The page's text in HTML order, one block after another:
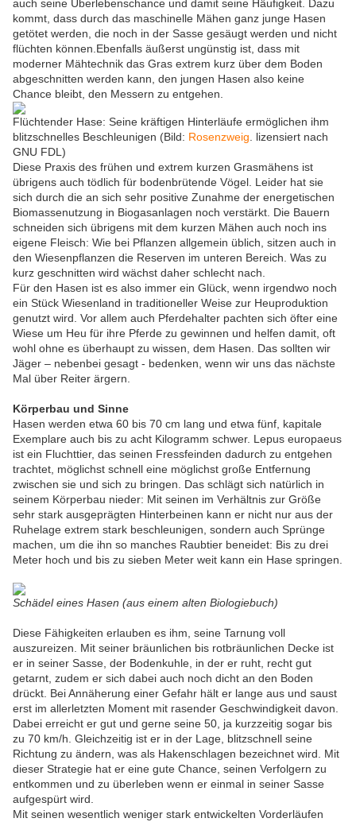
auch seine Überlebenschance und damit seine Häufigkeit. Dazu
kommt, dass durch das maschinelle Mähen ganz junge Hasen
getötet werden, die noch in der Sasse gesäugt werden und nicht
flüchten können.Ebenfalls äußerst ungünstig ist, dass mit
moderner Mähtechnik das Gras extrem kurz über dem Boden
abgeschnitten werden kann, den jungen Hasen also keine
Chance bleibt, den Messern zu entgehen.
Flüchtender Hase: Seine kräftigen Hinterläufe ermöglichen ihm
blitzschnelles Beschleunigen (Bild: Rosenzweig . lizensiert nach
GNU FDL)
Diese Praxis des frühen und extrem kurzen Grasmähens ist
übrigens auch tödlich für bodenbrütende Vögel. Leider hat sie
sich durch die an sich sehr positive Zunahme der energetischen
Biomassenutzung in Biogasanlagen noch verstärkt. Die Bauern
schneiden sich übrigens mit dem kurzen Mähen auch noch ins
eigene Fleisch: Wie bei Pflanzen allgemein üblich, sitzen auch in
den Wiesenpflanzen die Reserven im unteren Bereich. Was zu
kurz geschnitten wird wächst daher schlecht nach.
Für den Hasen ist es also immer ein Glück, wenn irgendwo noch
ein Stück Wiesenland in traditioneller Weise zur Heuproduktion
genutzt wird. Vor allem auch Pferdehalter pachten sich öfter eine
Wiese um Heu für ihre Pferde zu gewinnen und helfen damit, oft
wohl ohne es überhaupt zu wissen, dem Hasen. Das sollten wir
Jäger – nebenbei gesagt - bedenken, wenn wir uns das nächste
Mal über Reiter ärgern.
Körperbau und Sinne
Hasen werden etwa 60 bis 70 cm lang und etwa fünf, kapitale
Exemplare auch bis zu acht Kilogramm schwer. Lepus europaeus
ist ein Fluchttier, das seinen Fressfeinden dadurch zu entgehen
trachtet, möglichst schnell eine möglichst große Entfernung
zwischen sie und sich zu bringen. Das schlägt sich natürlich in
seinem Körperbau nieder: Mit seinen im Verhältnis zur Größe
sehr stark ausgeprägten Hinterbeinen kann er nicht nur aus der
Ruhelage extrem stark beschleunigen, sondern auch Sprünge
machen, um die ihn so manches Raubtier beneidet: Bis zu drei
Meter hoch und bis zu sieben Meter weit kann ein Hase springen.
Schädel eines Hasen (aus einem alten Biologiebuch)
Diese Fähigkeiten erlauben es ihm, seine Tarnung voll
auszureizen. Mit seiner bräunlichen bis rotbräunlichen Decke ist
er in seiner Sasse, der Bodenkuhle, in der er ruht, recht gut
getarnt, zudem er sich dabei auch noch dicht an den Boden
drückt. Bei Annäherung einer Gefahr hält er lange aus und saust
erst im allerletzten Moment mit rasender Geschwindigkeit davon.
Dabei erreicht er gut und gerne seine 50, ja kurzzeitig sogar bis
zu 70 km/h. Gleichzeitig ist er in der Lage, blitzschnell seine
Richtung zu ändern, was als Hakenschlagen bezeichnet wird. Mit
dieser Strategie hat er eine gute Chance, seinen Verfolgern zu
entkommen und zu überleben wenn er einmal in seiner Sasse
aufgespürt wird.
Mit seinen wesentlich weniger stark entwickelten Vorderläufen